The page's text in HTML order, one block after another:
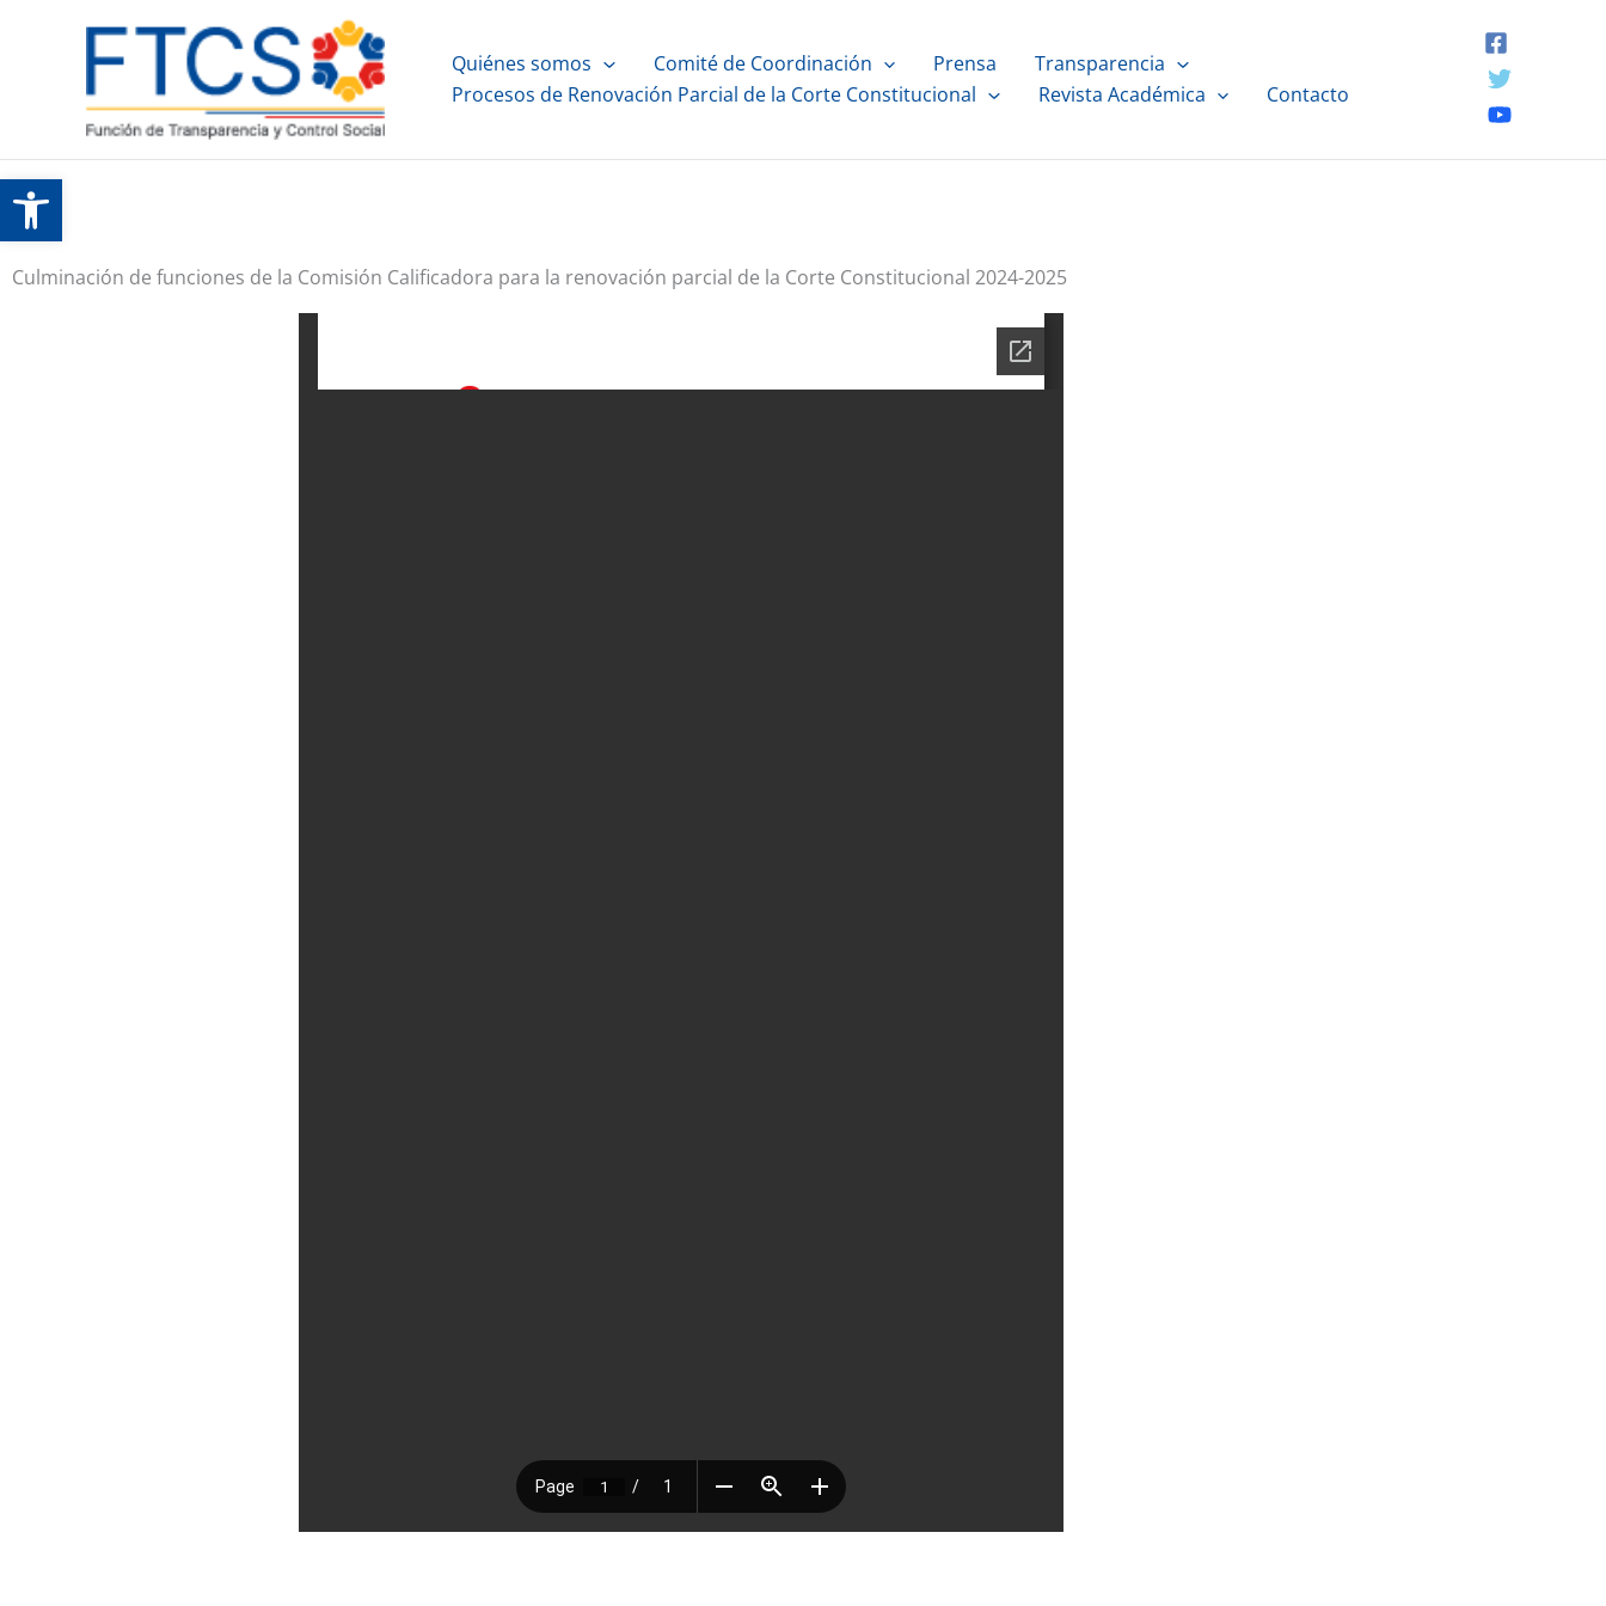
Abrir barra de herramientas
Quiénes somos Comité de Coordinación Prensa
Transparencia
Procesos de Renovación Parcial de la Corte Constitucional
Revista Académica Contacto
Culminación de funciones de la Comisión Calificadora para la renovación parcial de la Corte Constitucional 2024-2025